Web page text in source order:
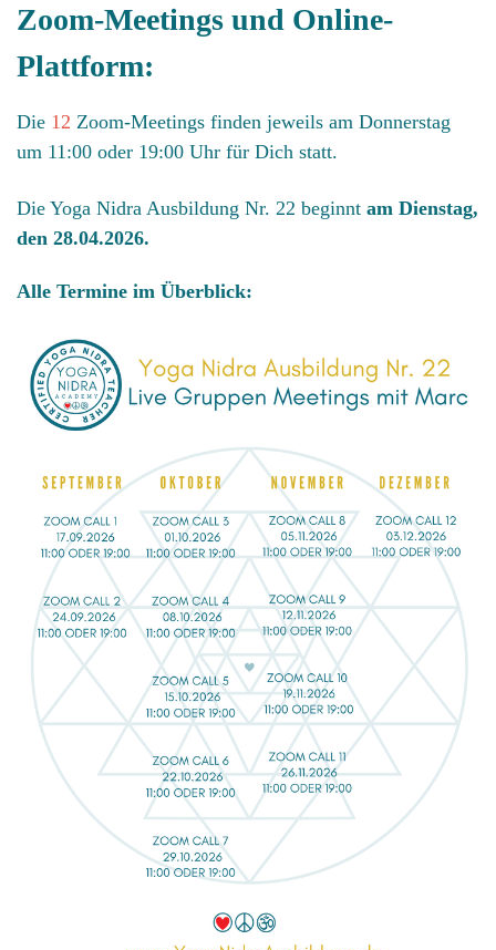
Zoom-Meetings und Online-
Plattform:
Die 12 Zoom-Meetings finden jeweils am Donnerstag
um 11:00 oder 19:00 Uhr für Dich statt.
Die Yoga Nidra Ausbildung Nr. 22 beginnt am Dienstag,
den 28.04.2026.
Alle Termine im Überblick: